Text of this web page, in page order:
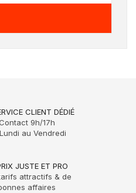
CLIENT DÉDIÉ
9h/17h
au Vendredi
JUSTE ET PRO
attractifs & de
affaires